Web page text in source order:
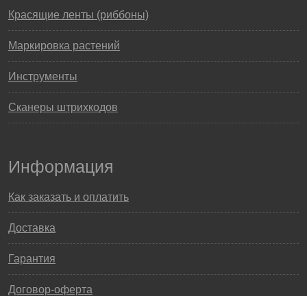
Красящие ленты (риббоны)
Маркировка растений
Инструменты
Сканеры штрихкодов
Информация
Как заказать и оплатить
Доставка
Гарантия
Договор-оферта